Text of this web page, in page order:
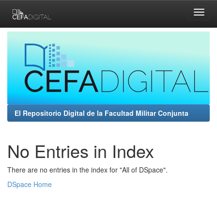
navigation
El Repositorio Digital de la Facultad Militar Conjunta
No Entries in Index
There are no entries in the index for "All of DSpace".
DSpace Home